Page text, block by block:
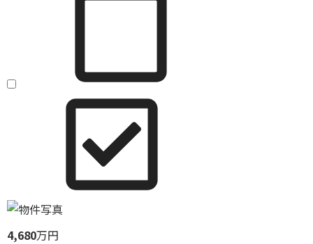
4,680万円